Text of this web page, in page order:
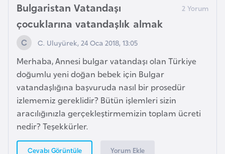
Bulgaristan Vatandaşı
çocuklarına vatandaşlık almak
C. Uluyürek, 24 Oca 2018, 13:05
Merhaba, Annesi bulgar vatandaşı olan Türkiye
doğumlu yeni doğan bebek için Bulgar
vatandaşlığına başvuruda nasıl bir prosedür
izlememiz gereklidir? Bütün işlemleri sizin
aracılığınızla gerçekleştirmemizin toplam ücreti
nedir? Teşekkürler.
Cevabı Görüntüle Yorum Ekle
r
i
y
e
t
i
C
e
z
a